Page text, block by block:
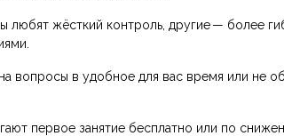
жёсткий контроль, другие — более
вопросы в удобное для вас время или не
первое занятие бесплатно или по